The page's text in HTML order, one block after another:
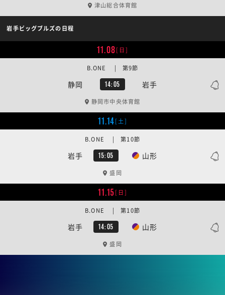
津山総合体育館
岩手ビッグブルズの日程
11.08[日]
静岡 14:05 岩手
B.ONE | 第9節
静岡市中央体育館
11.14[土]
岩手 15:05 山形
B.ONE | 第10節
盛岡
11.15[日]
岩手 14:05 山形
B.ONE | 第10節
盛岡